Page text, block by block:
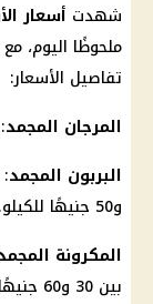
شهدت أسعار
ملحوظًا اليوم،
تفاصيل الأسعار:
المرجان المجمد:
البربون المجمد
و50 جنيهًا للكيلو.
المكرونة
بين 30 و60 جنيهًا.